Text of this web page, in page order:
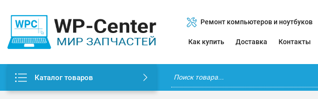
Ремонт компьютеров и ноутбуков
Как купить Доставка Контакты
Каталог товаров